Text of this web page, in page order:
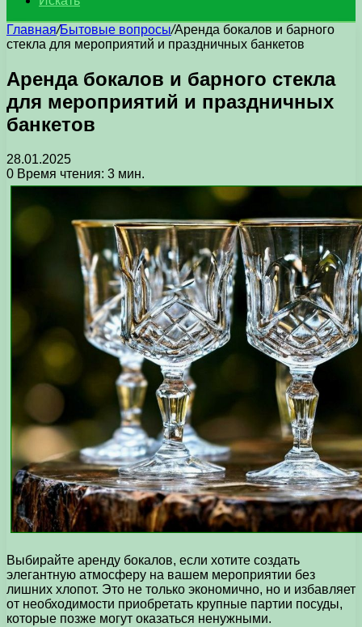
Главная/Бытовые вопросы/Аренда бокалов и барного
стекла для мероприятий и праздничных банкетов
Аренда бокалов и барного стекла
для мероприятий и праздничных
банкетов
28.01.2025
0 Время чтения: 3 мин.
Выбирайте аренду бокалов, если хотите создать
элегантную атмосферу на вашем мероприятии без
лишних хлопот. Это не только экономично, но и избавляет
от необходимости приобретать крупные партии посуды,
которые позже могут оказаться ненужными.